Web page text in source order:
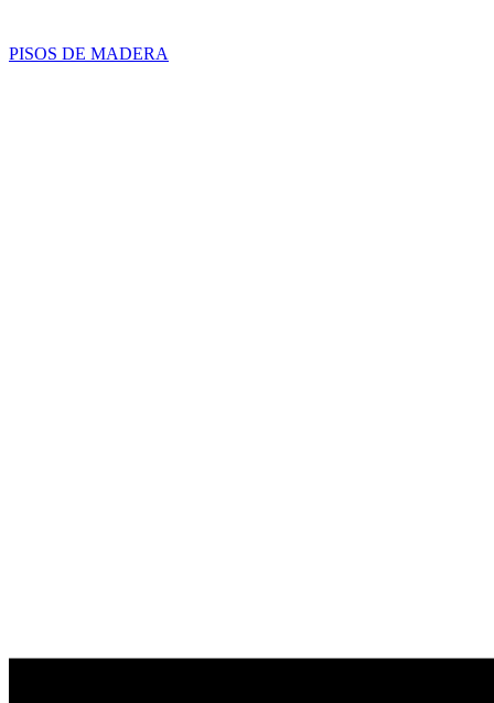
PISOS DE MADERA